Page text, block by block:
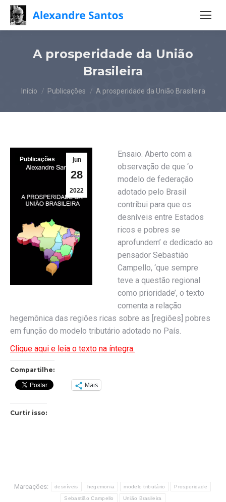
A prosperidade da União
Brasileira
Você está aqui:
Início Publicações A prosperidade da União Brasileira
jun
28
2022
Publicações
Ensaio. Aberto com a
observação de que ‘o
modelo de federação
adotado pelo Brasil
contribui para que os
desníveis entre Estados
ricos e pobres se
aprofundem’ e dedicado ao
pensador Sebastião
Campello, ‘que sempre
teve a questão regional
como prioridade’, o texto
comenta a relação
hegemônica das regiões ricas sobre as [regiões] pobres
em função do modelo tributário adotado no País.
Clique aqui e leia o texto na íntegra.
Compartilhe:
Mais
Curtir isso:
Marcações: desníveis hegemonia modelo tributário Prosperidade
Sebastião Campello União Brasileira